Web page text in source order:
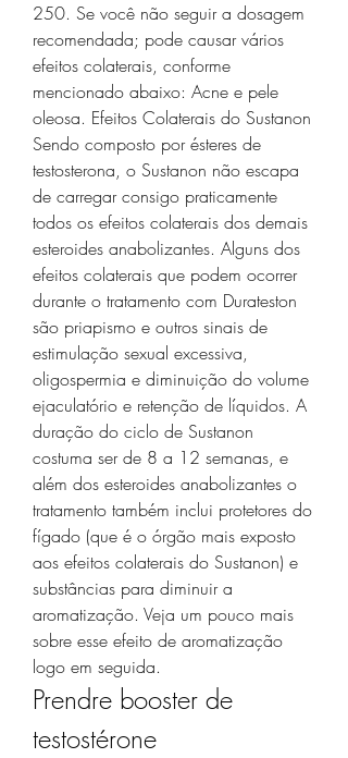
250. Se você não seguir a dosagem
recomendada; pode causar vários
efeitos colaterais, conforme
mencionado abaixo: Acne e pele
oleosa. Efeitos Colaterais do Sustanon
Sendo composto por ésteres de
testosterona, o Sustanon não escapa
de carregar consigo praticamente
todos os efeitos colaterais dos demais
esteroides anabolizantes. Alguns dos
efeitos colaterais que podem ocorrer
durante o tratamento com Durateston
são priapismo e outros sinais de
estimulação sexual excessiva,
oligospermia e diminuição do volume
ejaculatório e retenção de líquidos. A
duração do ciclo de Sustanon
costuma ser de 8 a 12 semanas, e
além dos esteroides anabolizantes o
tratamento também inclui protetores do
fígado (que é o órgão mais exposto
aos efeitos colaterais do Sustanon) e
substâncias para diminuir a
aromatização. Veja um pouco mais
sobre esse efeito de aromatização
logo em seguida.
Prendre booster de
testostérone